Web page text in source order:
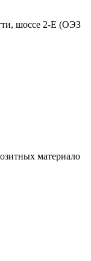
шоссе 2-Е (ОЭЗ
материало